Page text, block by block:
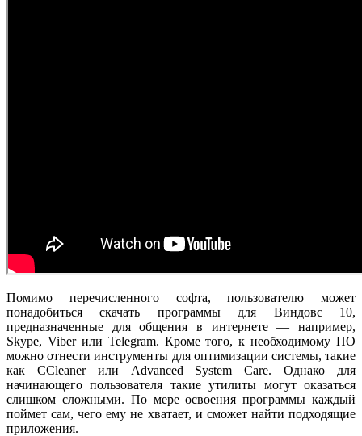
Помимо перечисленного софта, пользователю может
понадобиться скачать программы для Виндовс 10,
предназначенные для общения в интернете — например,
Skype, Viber или Telegram. Кроме того, к необходимому ПО
можно отнести инструменты для оптимизации системы, такие
как CCleaner или Advanced System Care. Однако для
начинающего пользователя такие утилиты могут оказаться
слишком сложными. По мере освоения программы каждый
поймет сам, чего ему не хватает, и сможет найти подходящие
приложения.